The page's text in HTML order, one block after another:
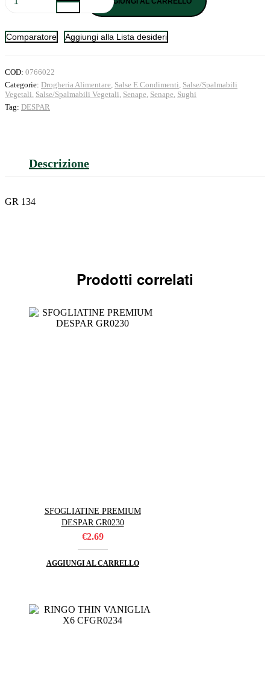
V/V
quantità
Comparatore Aggiungi alla Lista desideri
COD: 0766022
Categorie: Drogheria Alimentare, Salse E Condimenti, Salse/Spalmabili
Vegetali, Salse/Spalmabili Vegetali, Senape, Senape, Sughi
Tag: DESPAR
Descrizione
GR 134
Prodotti correlati
SFOGLIATINE PREMIUM
DESPAR GR0230
€2.69
AGGIUNGI AL CARRELLO